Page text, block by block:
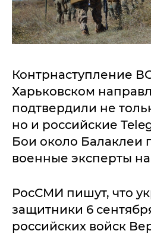
Контрнаступление
Харьковском
подтвердили не
но и российские
Бои около Балаклеи
военные эксперты
РосСМИ пишут, что
защитники 6
российских войск